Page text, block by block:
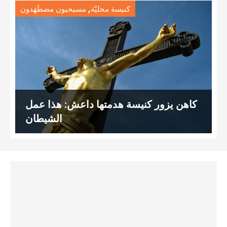
كنيسة محليّة, مسيحيون مضطَهَدون
كاهن يزور كنيسة هدمتها داعش: هذا عمل
الشيطان